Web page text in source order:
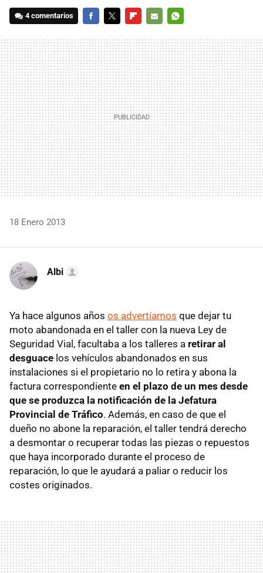
4 comentarios
MAIL
18 Enero 2013
Albi
Ya hace algunos años os advertíamos que dejar tu
moto abandonada en el taller con la nueva Ley de
Seguridad Vial, facultaba a los talleres a retirar al
desguace los vehículos abandonados en sus
instalaciones si el propietario no lo retira y abona la
factura correspondiente en el plazo de un mes desde
que se produzca la notificación de la Jefatura
Provincial de Tráfico. Además, en caso de que el
dueño no abone la reparación, el taller tendrá derecho
a desmontar o recuperar todas las piezas o repuestos
que haya incorporado durante el proceso de
reparación, lo que le ayudará a paliar o reducir los
costes originados.